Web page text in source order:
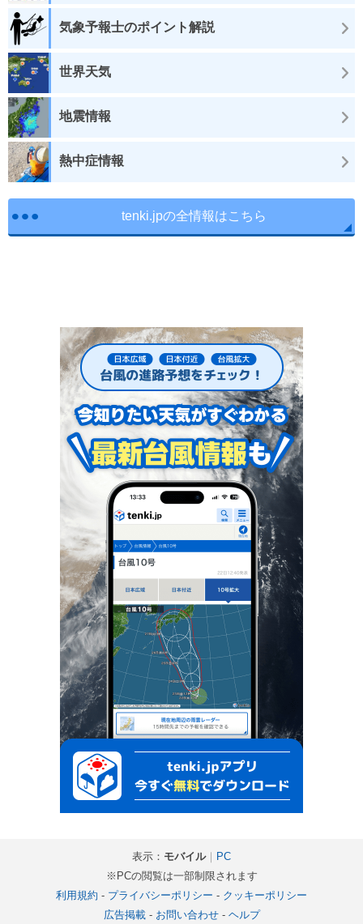
気象予報士のポイント解説
世界天気
地震情報
熱中症情報
tenki.jpの全情報はこちら
表示： モバイル｜ PC
※PCの閲覧は一部制限されます
利用規約 - プライバシーポリシー - クッキーポリシー
広告掲載- お問い合わせ- ヘルプ